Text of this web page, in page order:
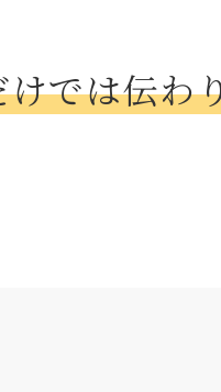
では伝わ